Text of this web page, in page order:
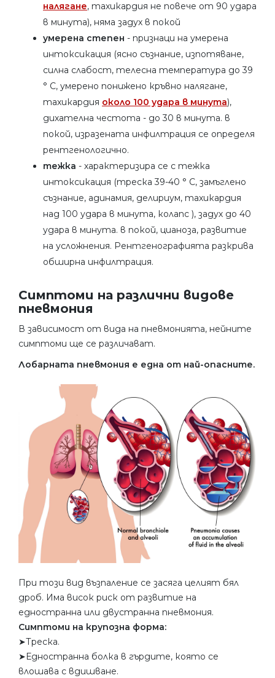
налягане, тахикардия не повече от 90 удара
в минута), няма задух в покой
умерена степен - признаци на умерена
интоксикация (ясно съзнание, изпотяване,
силна слабост, телесна температура до 39
° C, умерено понижено кръвно налягане,
тахикардия около 100 удара в минута),
дихателна честота - до 30 в минута. в
покой, изразената инфилтрация се определя
рентгенологично.
тежка - характеризира се с тежка
интоксикация (треска 39-40 ° C, замъглено
съзнание, адинамия, делириум, тахикардия
над 100 удара в минута, колапс ), задух до 40
удара в минута. в покой, цианоза, развитие
на усложнения. Рентгенографията разкрива
обширна инфилтрация.
Симптоми на различни видове
пневмония
В зависимост от вида на пневмонията, нейните
симптоми ще се различават.
Лобарната пневмония е една от най-опасните.
При този вид възпаление се засяга целият бял
дроб. Има висок риск от развитие на
едностранна или двустранна пневмония.
Симптоми на крупозна форма:
➤Треска.
➤Едностранна болка в гърдите, която се
влошава с вдишване.